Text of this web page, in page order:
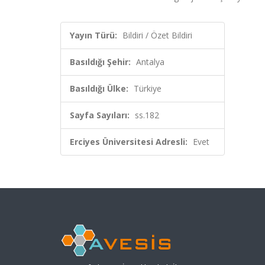
Yayın Türü: Bildiri / Özet Bildiri
Basıldığı Şehir: Antalya
Basıldığı Ülke: Türkiye
Sayfa Sayıları: ss.182
Erciyes Üniversitesi Adresli: Evet